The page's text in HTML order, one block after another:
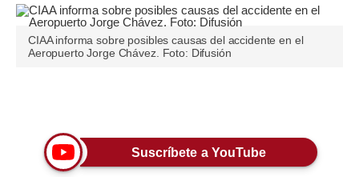
Opinión
Editorial
Tendencias
Lujo
CIAA informa sobre posibles causas del accidente en el
Aeropuerto Jorge Chávez. Foto: Difusión
Suscríbete a YouTube